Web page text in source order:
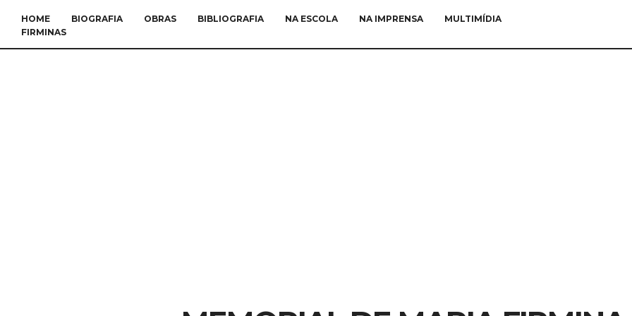
HOME BIOGRAFIA OBRAS BIBLIOGRAFIA NA ESCOLA NA IMPRENSA
MULTIMÍDIA
FIRMINAS